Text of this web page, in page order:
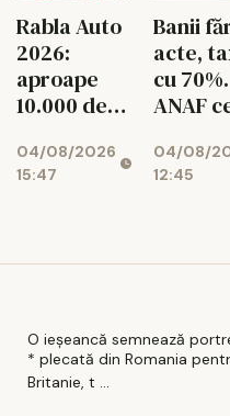
Rabla Auto
2026:
aproape
10.000 de
aprobate
04/08/2026
15:47
Banii
acte,
cu 70%.
ANAF
lei
04/08/
12:45
O ieșeancă semnează
* plecată din Romania
Britanie, t ...